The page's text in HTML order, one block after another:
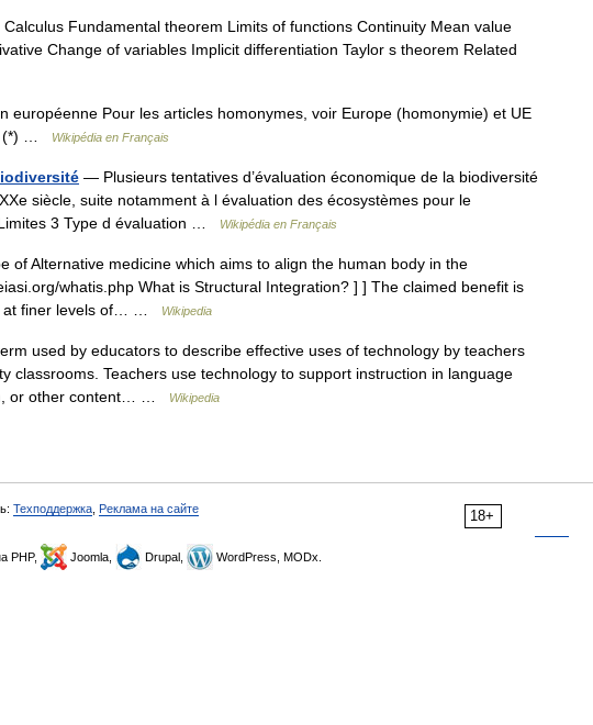
Fundamental theorem Limits of functions Continuity Mean value
Change of variables Implicit differentiation Taylor s theorem Related
européenne Pour les articles homonymes, voir Europe (homonymie) et UE
(*) …
Wikipédia en Français
— Plusieurs tentatives d’évaluation économique de la biodiversité
siècle, suite notamment à l évaluation des écosystèmes pour le
3 Type d évaluation …
Wikipédia en Français
of Alternative medicine which aims to align the human body in the
whatis.php What is Structural Integration? ] ] The claimed benefit is
at finer levels of… …
Wikipedia
used by educators to describe effective uses of technology by teachers
classrooms. Teachers use technology to support instruction in language
or other content… …
Wikipedia
18+
Техподдержка Реклама на сайте
PHP, Joomla, Drupal, WordPress, MODx.